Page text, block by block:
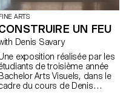
FINE ARTS
UN FEU
with Denis Savary
exposition réalisée par les
de troisième année
Bachelor Arts Visuels, dans le
du cours de Denis